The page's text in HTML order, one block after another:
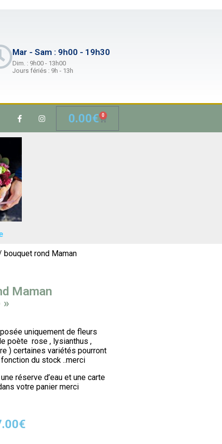
Mar - Sam : 9h00 - 19h30
Dim. : 9h00 - 13h00
Jours fériés : 9h - 13h
0.00€ 0
rond Maman
Maman
uniquement de fleurs
poète rose , lysianthus ,
) certaines variétés pourront
du stock ..merci
réserve d’eau et une carte
votre panier merci
€